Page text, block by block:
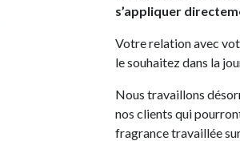
s’appliquer
Votre relation avec
le souhaitez dans la
Nous travaillons
nos clients qui
fragrance travaillée